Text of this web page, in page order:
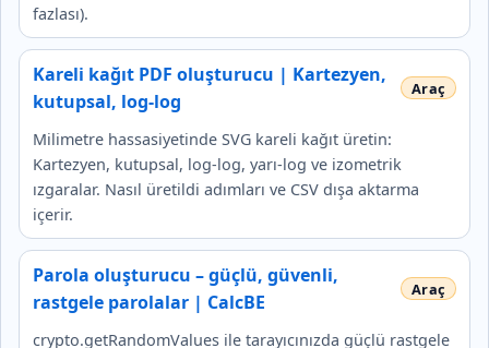
fazlası).
Kareli kağıt PDF oluşturucu | Kartezyen,
kutupsal, log-log
Milimetre hassasiyetinde SVG kareli kağıt üretin:
Kartezyen, kutupsal, log-log, yarı-log ve izometrik
ızgaralar. Nasıl üretildi adımları ve CSV dışa aktarma
içerir.
Parola oluşturucu – güçlü, güvenli,
rastgele parolalar | CalcBE
crypto.getRandomValues ile tarayıcınızda güçlü rastgele